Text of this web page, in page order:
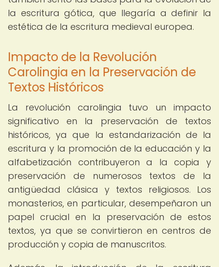
la escritura gótica, que llegaría a definir la
estética de la escritura medieval europea.
Impacto de la Revolución
Carolingia en la Preservación de
Textos Históricos
La revolución carolingia tuvo un impacto
significativo en la preservación de textos
históricos, ya que la estandarización de la
escritura y la promoción de la educación y la
alfabetización contribuyeron a la copia y
preservación de numerosos textos de la
antigüedad clásica y textos religiosos. Los
monasterios, en particular, desempeñaron un
papel crucial en la preservación de estos
textos, ya que se convirtieron en centros de
producción y copia de manuscritos.